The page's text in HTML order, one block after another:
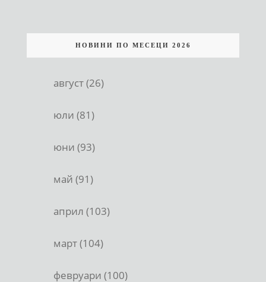
НОВИНИ ПО МЕСЕЦИ 2026
август (26)
юли (81)
юни (93)
май (91)
април (103)
март (104)
февруари (100)